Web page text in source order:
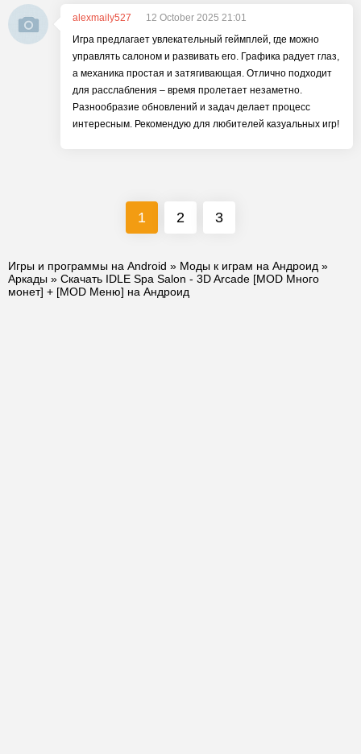
alexmaily527
12 October 2025 21:01
Игра предлагает увлекательный геймплей, где можно
управлять салоном и развивать его. Графика радует глаз,
а механика простая и затягивающая. Отлично подходит
для расслабления – время пролетает незаметно.
Разнообразие обновлений и задач делает процесс
интересным. Рекомендую для любителей казуальных игр!
1 2 3
Игры и программы на Android » Моды к играм на Андроид »
Аркады » Скачать IDLE Spa Salon - 3D Arcade [MOD Много
монет] + [MOD Меню] на Андроид